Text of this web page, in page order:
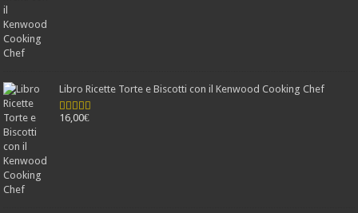
Libro Ricette Torte e Biscotti con il Kenwood Cooking Chef
Valutato
16,00€